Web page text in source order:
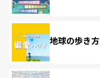
地球の歩き